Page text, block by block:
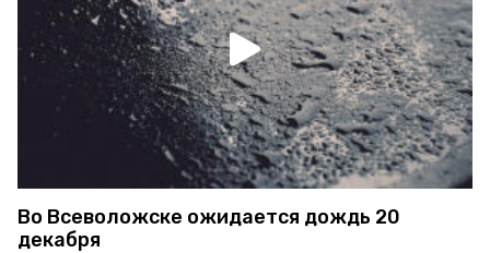
Во Всеволожске ожидается дождь 20
декабря